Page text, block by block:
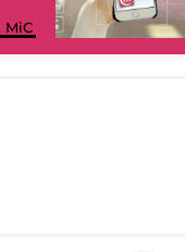
MiC